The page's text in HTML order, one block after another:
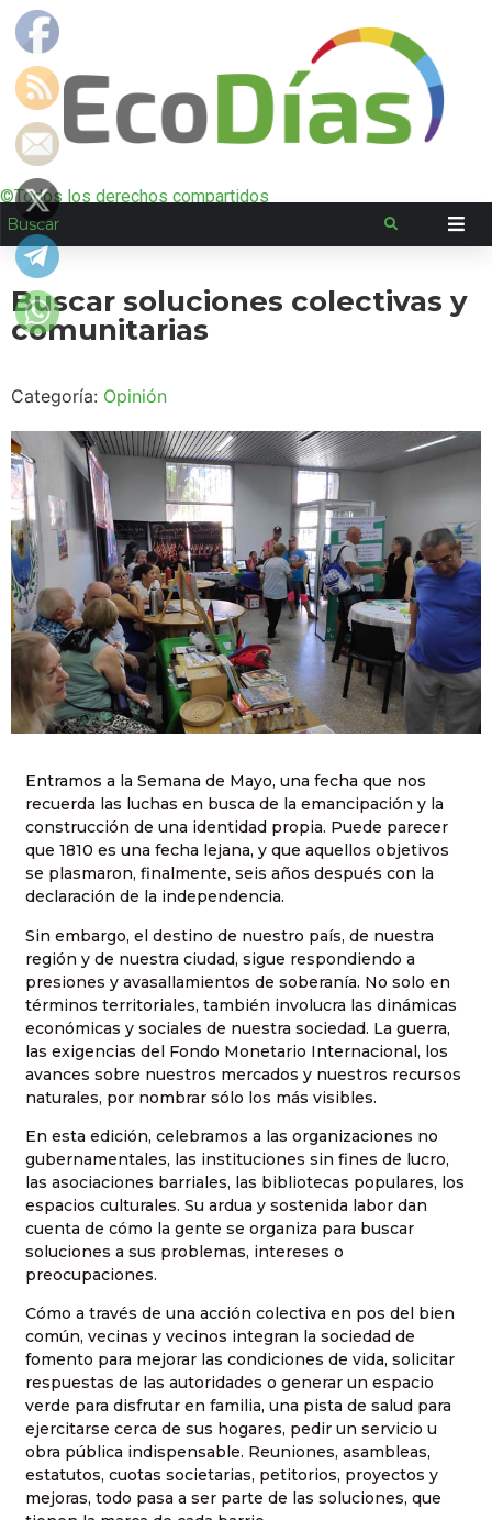
©Todos los derechos compartidos
Buscar soluciones colectivas y
comunitarias
Categoría: Opinión
Entramos a la Semana de Mayo, una fecha que nos
recuerda las luchas en busca de la emancipación y la
construcción de una identidad propia. Puede parecer
que 1810 es una fecha lejana, y que aquellos objetivos
se plasmaron, finalmente, seis años después con la
declaración de la independencia.
Sin embargo, el destino de nuestro país, de nuestra
región y de nuestra ciudad, sigue respondiendo a
presiones y avasallamientos de soberanía. No solo en
términos territoriales, también involucra las dinámicas
económicas y sociales de nuestra sociedad. La guerra,
las exigencias del Fondo Monetario Internacional, los
avances sobre nuestros mercados y nuestros recursos
naturales, por nombrar sólo los más visibles.
En esta edición, celebramos a las organizaciones no
gubernamentales, las instituciones sin fines de lucro,
las asociaciones barriales, las bibliotecas populares, los
espacios culturales. Su ardua y sostenida labor dan
cuenta de cómo la gente se organiza para buscar
soluciones a sus problemas, intereses o
preocupaciones.
Cómo a través de una acción colectiva en pos del bien
común, vecinas y vecinos integran la sociedad de
fomento para mejorar las condiciones de vida, solicitar
respuestas de las autoridades o generar un espacio
verde para disfrutar en familia, una pista de salud para
ejercitarse cerca de sus hogares, pedir un servicio u
obra pública indispensable. Reuniones, asambleas,
estatutos, cuotas societarias, petitorios, proyectos y
mejoras, todo pasa a ser parte de las soluciones, que